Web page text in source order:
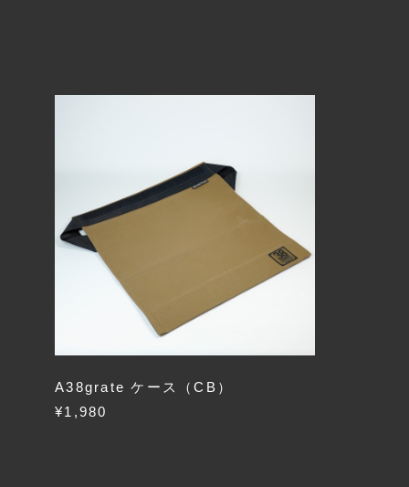
A38grate ケース（CB）
¥1,980